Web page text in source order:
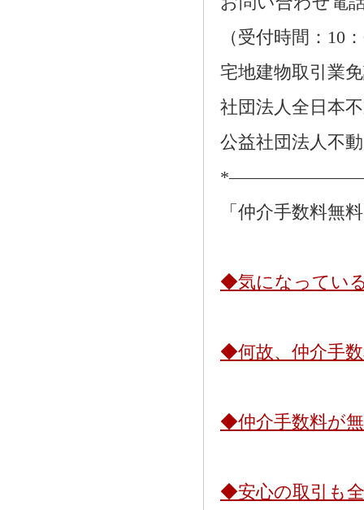
（受付時間：10
宅地建物取引業
社団法人全日本
公益社団法人不
「仲介手数料無
◆気になってい
◆何故、仲介手
◆仲介手数料が
◆安心の取引も